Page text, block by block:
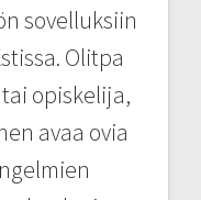
sovelluksiin
Olitpa
opiskelija,
avaa ovia